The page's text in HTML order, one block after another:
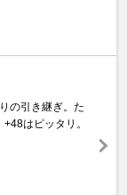
の引き継ぎ。た
はピッタリ。